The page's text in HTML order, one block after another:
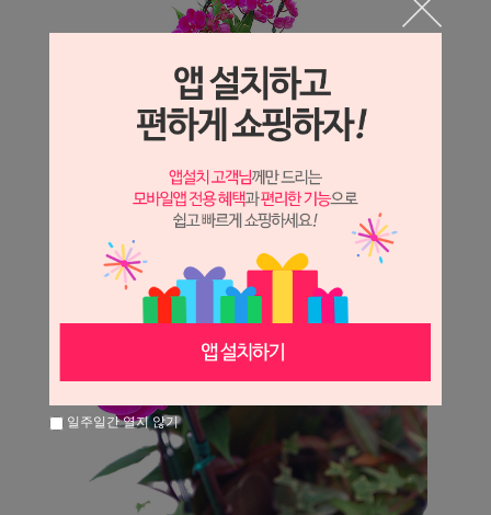
일주일간 열지 않기